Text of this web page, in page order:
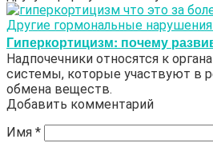
Другие гормональные нарушения
Гиперкортицизм: почему
Надпочечники относятся к
системы, которые участвуют в
обмена веществ.
Добавить комментарий
Имя *